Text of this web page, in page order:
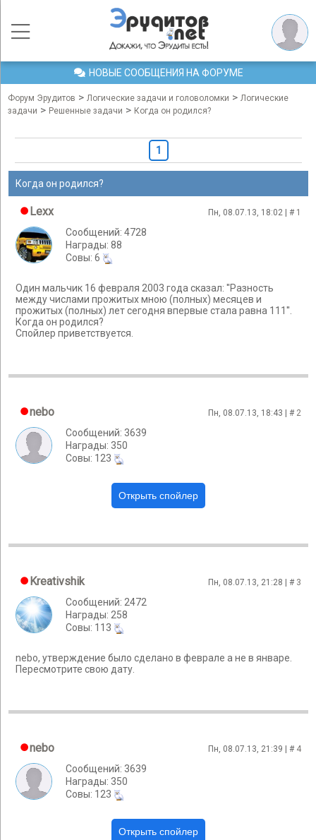
НОВЫЕ СООБЩЕНИЯ НА ФОРУМЕ
Форум Эрудитов > Логические задачи и головоломки > Логические
задачи > Решенные задачи > Когда он родился?
1
Когда он родился?
Lexx Пн, 08.07.13, 18:02 | # 1
Сообщений: 4728
Награды: 88
Cовы: 6
Один мальчик 16 февраля 2003 года сказал: ''Разность
между числами прожитых мною (полных) месяцев и
прожитых (полных) лет сегодня впервые стала равна 111''.
Когда он родился?
Спойлер приветствуется.
nebo Пн, 08.07.13, 18:43 | # 2
Сообщений: 3639
Награды: 350
Cовы: 123
Kreativshik Пн, 08.07.13, 21:28 | # 3
Сообщений: 2472
Награды: 258
Cовы: 113
nebo, утверждение было сделано в феврале а не в январе.
Пересмотрите свою дату.
nebo Пн, 08.07.13, 21:39 | # 4
Сообщений: 3639
Награды: 350
Cовы: 123